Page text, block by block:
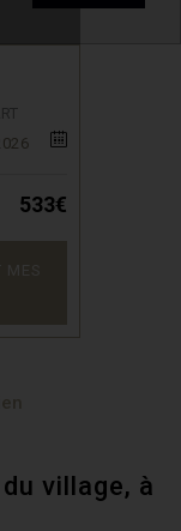
533€
village, à